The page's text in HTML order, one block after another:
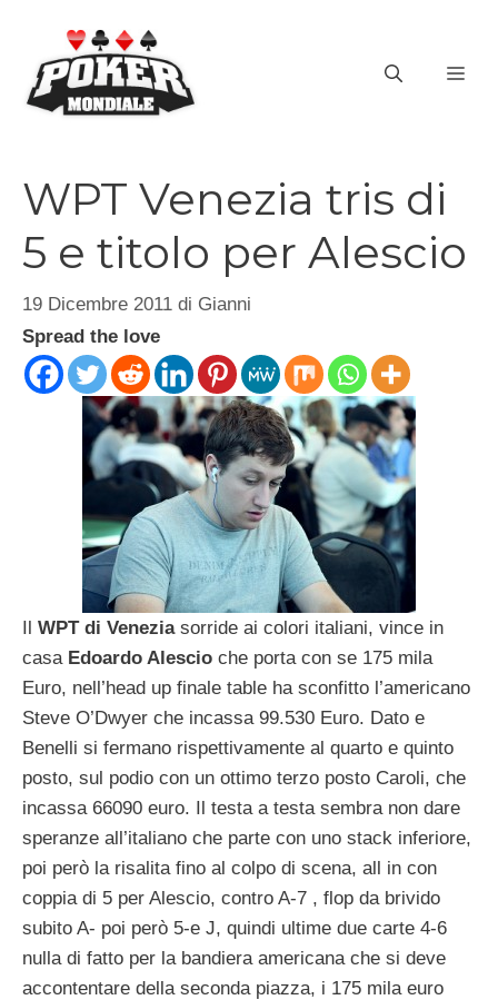
contenuto
WPT Venezia tris di
5 e titolo per Alescio
19 Dicembre 2011 di Gianni
Spread the love
Il WPT di Veneziasorride ai colori italiani, vince in
casa Edoardo Alescio che porta con se 175 mila
Euro, nell’head up finale table ha sconfitto l’americano
Steve O’Dwyer che incassa 99.530 Euro. Dato e
Benelli si fermano rispettivamente al quarto e quinto
posto, sul podio con un ottimo terzo posto Caroli, che
incassa 66090 euro. Il testa a testa sembra non dare
speranze all’italiano che parte con uno stack inferiore,
poi però la risalita fino al colpo di scena, all in con
coppia di 5 per Alescio, contro A-7 , flop da brivido
subito A- poi però 5-e J, quindi ultime due carte 4-6
nulla di fatto per la bandiera americana che si deve
accontentare della seconda piazza, i 175 mila euro